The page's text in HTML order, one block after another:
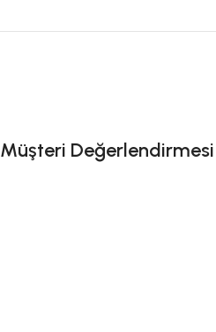
Müşteri Değerlendirmesi